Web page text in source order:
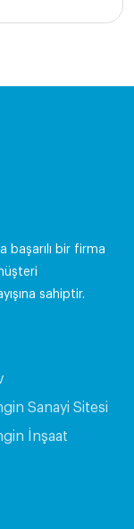
başarılı bir firma
sahiptir.
Sanayi Sitesi
İnşaat